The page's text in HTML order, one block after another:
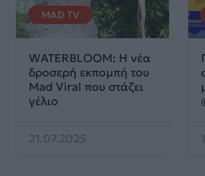
MAD TV
WATERBLOOM: Η νέα
δροσερή εκπομπή του
Mad Viral που στάζει
γέλιο
21.07.2025